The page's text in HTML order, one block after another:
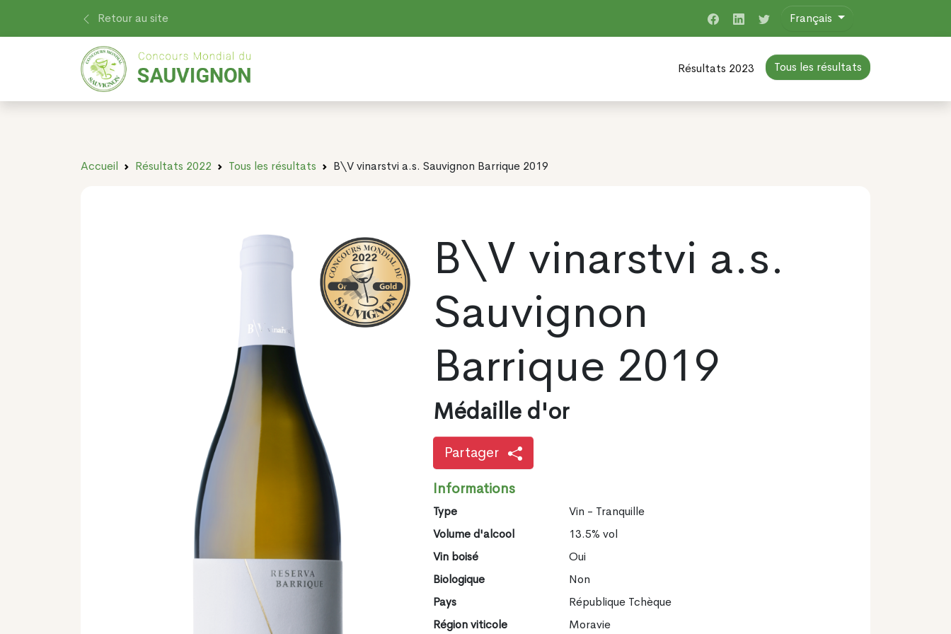
Retour au site Français
Résultats 2023 Tous les résultats
Accueil Résultats 2022 Tous les résultats B\V vinarstvi a.s. Sauvignon Barrique 2019
B\V vinarstvi a.s.
Sauvignon
Barrique 2019
Médaille d'or
Partager
Informations
Type
Vin - Tranquille
Volume d'alcool
13.5% vol
Vin boisé
Oui
Biologique
Non
Pays
République Tchèque
Région viticole
Moravie